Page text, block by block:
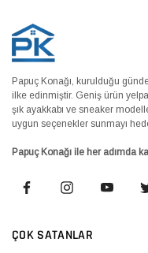
Papuç Konağı, kurulduğu
ilke edinmiştir. Geniş ürün
şık ayakkabı ve sneaker
uygun seçenekler sunmayı
Papuç Konağı ile her adımda
ÇOK SATANLAR